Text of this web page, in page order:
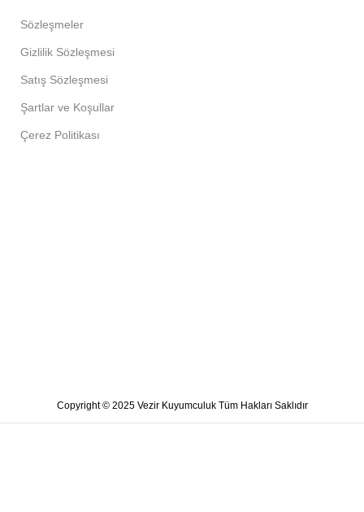
Sözleşmeler
Gizlilik Sözleşmesi
Satış Sözleşmesi
Şartlar ve Koşullar
Çerez Politikası
Copyright © 2025 Vezir Kuyumculuk Tüm Hakları Saklıdır